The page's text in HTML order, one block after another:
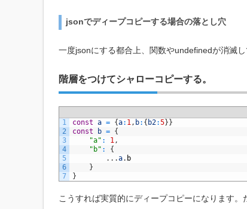
jsonでディープコピーする場合の落とし穴
一度jsonにする都合上、関数やundefinedが消滅
階層をつけてシャローコピーする。
1
2
3
4
5
6
7
const a = {a: 1 , b: { b2:5}}
const
b = {
"a" : 1 ,
"b" :
{
. . .a. b
}
}
こうすれば実質的にディープコピーになります